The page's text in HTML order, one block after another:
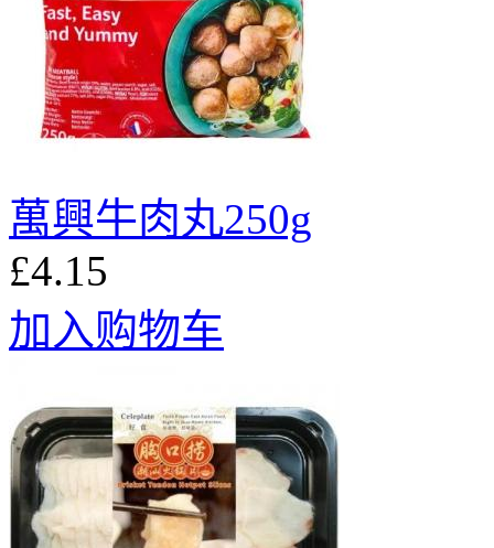
萬興牛肉丸250g
£4.15
加入购物车